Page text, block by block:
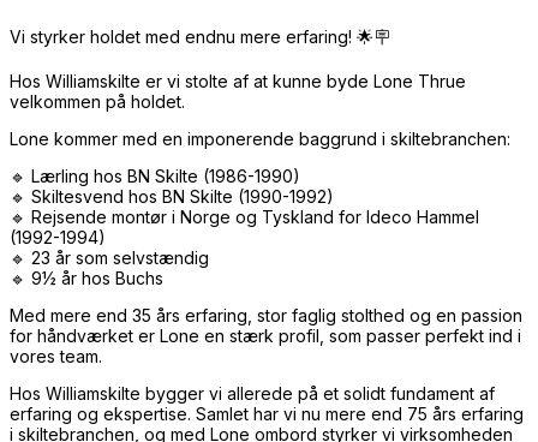
Vi styrker holdet med endnu mere erfaring! 🌟🪧
Hos Williamskilte er vi stolte af at kunne byde Lone Thrue
velkommen på holdet.
Lone kommer med en imponerende baggrund i skiltebranchen:
🔹 Lærling hos BN Skilte (1986-1990)
🔹 Skiltesvend hos BN Skilte (1990-1992)
🔹 Rejsende montør i Norge og Tyskland for Ideco Hammel
(1992-1994)
🔹 23 år som selvstændig
🔹 9½ år hos Buchs
Med mere end 35 års erfaring, stor faglig stolthed og en passion
for håndværket er Lone en stærk profil, som passer perfekt ind i
vores team.
Hos Williamskilte bygger vi allerede på et solidt fundament af
erfaring og ekspertise. Samlet har vi nu mere end 75 års erfaring
i skiltebranchen, og med Lone ombord styrker vi virksomheden